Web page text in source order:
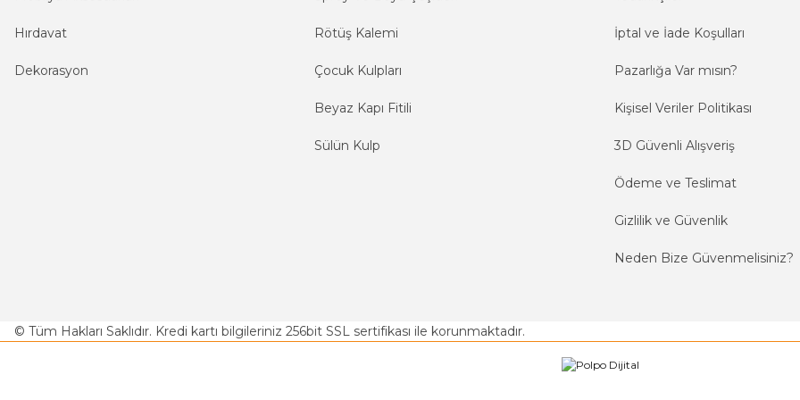
Hırdavat
Dekorasyon
Rötüş Kalemi
Çocuk Kulpları
Beyaz Kapı Fitili
Sülün Kulp
İptal ve İade Koşulları
Pazarlığa Var mısın?
Kişisel Veriler Politikası
3D Güvenli Alışveriş
Ödeme ve Teslimat
Gizlilik ve Güvenlik
Neden Bize Güvenmelisiniz?
© Tüm Hakları Saklıdır. Kredi kartı bilgileriniz 256bit SSL sertifikası ile korunmaktadır.